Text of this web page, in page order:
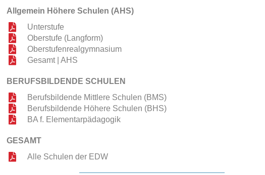
Allgemein Höhere Schulen (AHS)
Unterstufe
Oberstufe (Langform)
Oberstufenrealgymnasium
Gesamt | AHS
BERUFSBILDENDE SCHULEN
Berufsbildende Mittlere Schulen (BMS)
Berufsbildende Höhere Schulen (BHS)
BA f. Elementarpädagogik
GESAMT
Alle Schulen der EDW